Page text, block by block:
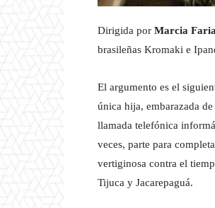
Dirigida por Marcia Faria
brasileñas Kromaki e
El argumento es el
única hija, embarazada
llamada telefónica
veces, parte para
vertiginosa contra el
Tijuca y Jacarepaguá.